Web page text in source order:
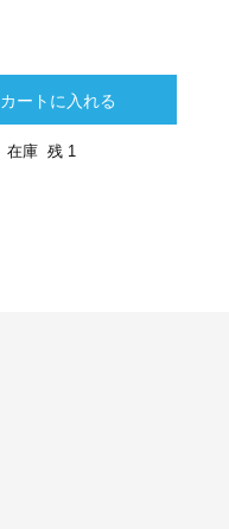
カートに入れる
在庫 残 1